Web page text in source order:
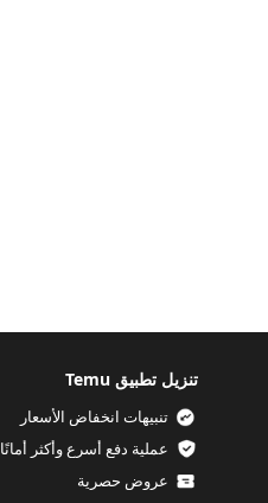
تنزيل تطبيق Temu
تنبيهات انخفاض الأسعار
عملية دفع أسرع وأكثر أمانًا
عروض حصرية